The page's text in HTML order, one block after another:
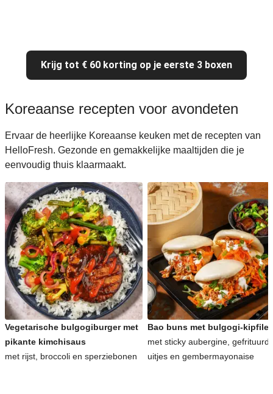
Krijg tot € 60 korting op je eerste 3 boxen
Koreaanse recepten voor avondeten
Ervaar de heerlijke Koreaanse keuken met de recepten van
HelloFresh. Gezonde en gemakkelijke maaltijden die je
eenvoudig thuis klaarmaakt.
Vegetarische bulgogiburger met
pikante kimchisaus
met rijst, broccoli en sperziebonen
Bao buns met bulgogi-kipfilet
met sticky aubergine,
uitjes en gembermayonaise